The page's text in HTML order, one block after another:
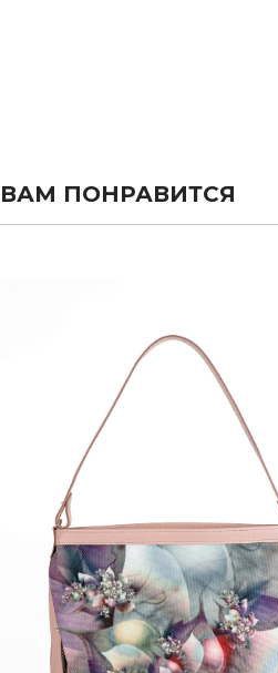
ВАМ ПОНРАВИТСЯ